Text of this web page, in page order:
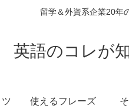
留学＆外資系企業20年
英語のコレが
使えるフレーズ